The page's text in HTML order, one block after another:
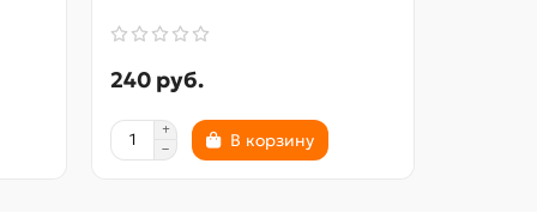
240 руб.
В корзину